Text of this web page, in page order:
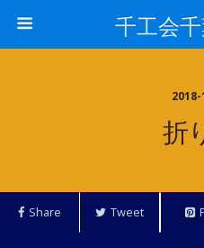
千工会
折
Share Tweet